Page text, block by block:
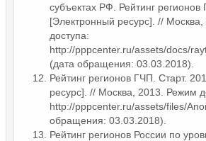
субъектах РФ. Рейтинг
[Электронный ресурс]. //
доступа:
http://pppcenter.ru/assets/docs/
(дата обращения: 03.03.2018).
Рейтинг регионов ГЧП. Старт.
ресурс]. // Москва, 2013. Режим
http://pppcenter.ru/assets/files/
обращения: 03.03.2018).
Рейтинг регионов России по